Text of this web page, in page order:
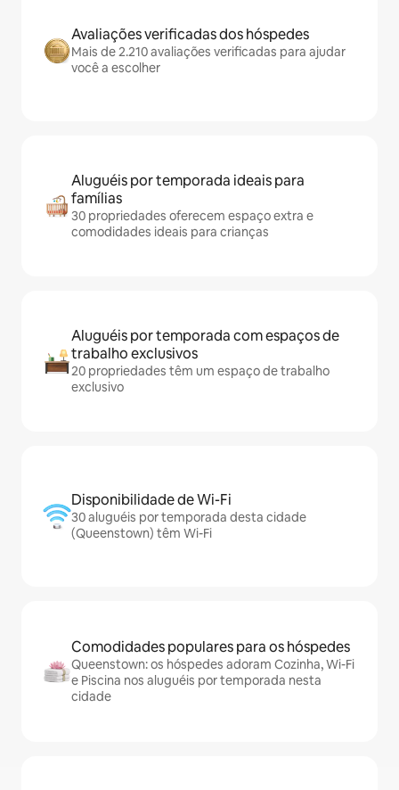
Avaliações verificadas dos hóspedes
Mais de 2.210 avaliações verificadas para ajudar
você a escolher
Aluguéis por temporada ideais para
famílias
30 propriedades oferecem espaço extra e
comodidades ideais para crianças
Aluguéis por temporada com espaços de
trabalho exclusivos
20 propriedades têm um espaço de trabalho
exclusivo
Disponibilidade de Wi-Fi
30 aluguéis por temporada desta cidade
(Queenstown) têm Wi-Fi
Comodidades populares para os hóspedes
Queenstown: os hóspedes adoram Cozinha, Wi-Fi
e Piscina nos aluguéis por temporada nesta
cidade